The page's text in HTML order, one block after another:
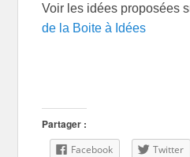
Voir les idées proposées
de la Boite à Idées
Partager :
Facebook Twitter